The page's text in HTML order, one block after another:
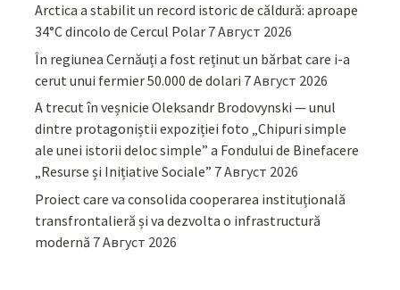
Arctica a stabilit un record istoric de căldură: aproape
34°C dincolo de Cercul Polar 7 Август 2026
În regiunea Cernăuți a fost reținut un bărbat care i-a
cerut unui fermier 50.000 de dolari 7 Август 2026
A trecut în veșnicie Oleksandr Brodovynski — unul
dintre protagoniștii expoziției foto „Chipuri simple
ale unei istorii deloc simple” a Fondului de Binefacere
„Resurse și Inițiative Sociale” 7 Август 2026
Proiect care va consolida cooperarea instituțională
transfrontalieră și va dezvolta o infrastructură
modernă 7 Август 2026